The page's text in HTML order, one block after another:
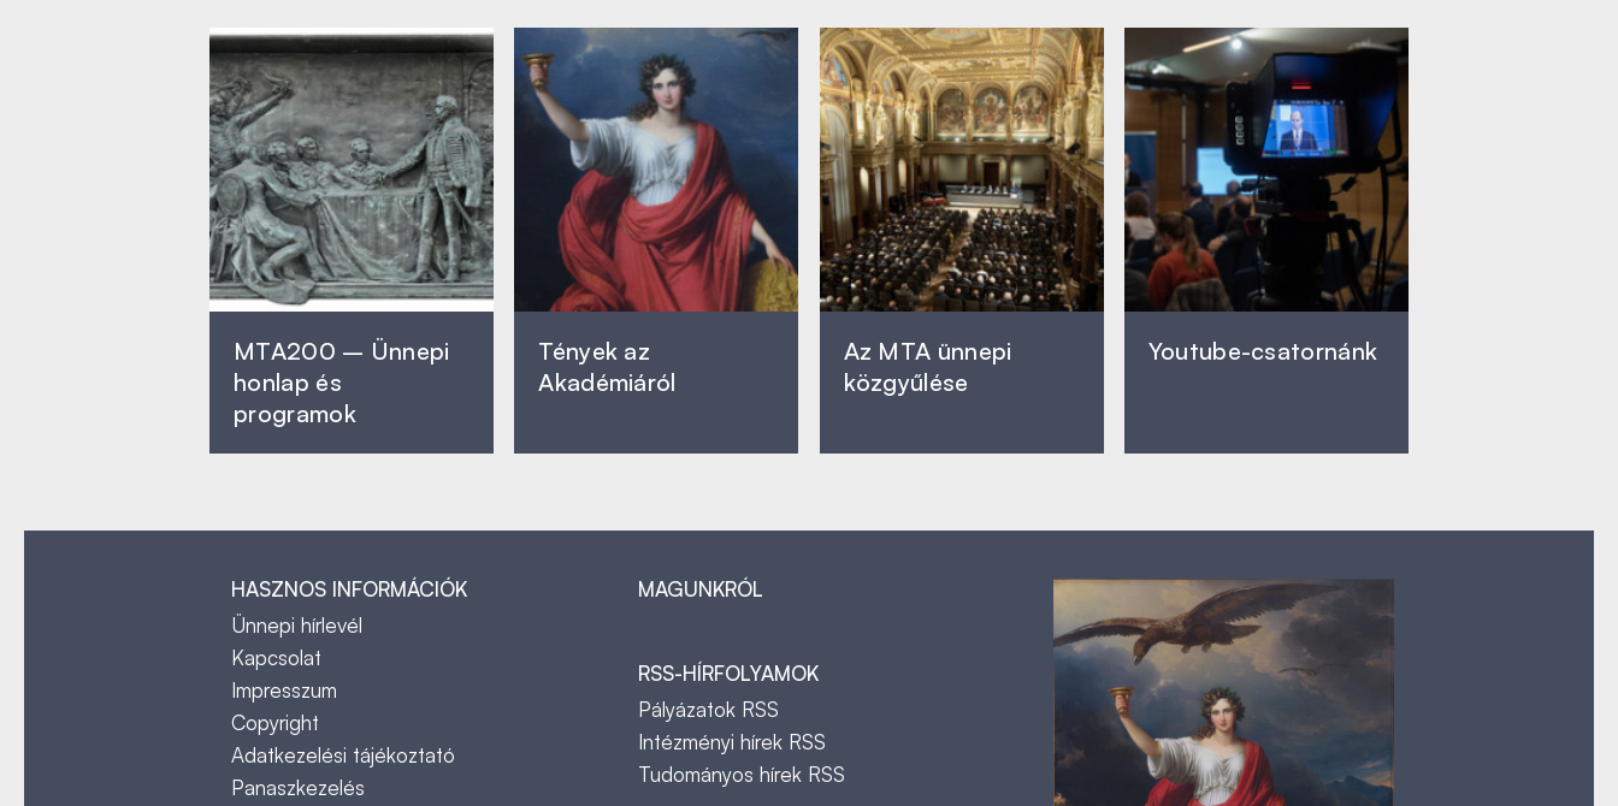
MTA200 – Ünnepi
honlap és
programok
Tények az
Akadémiáról
Az MTA ünnepi
közgyűlése
Youtube-csatornánk
HASZNOS INFORMÁCIÓK
Ünnepi hírlevél
Kapcsolat
Impresszum
Copyright
Adatkezelési tájékoztató
Panaszkezelés
MAGUNKRÓL
RSS-HÍRFOLYAMOK
Pályázatok RSS
Intézményi hírek RSS
Tudományos hírek RSS